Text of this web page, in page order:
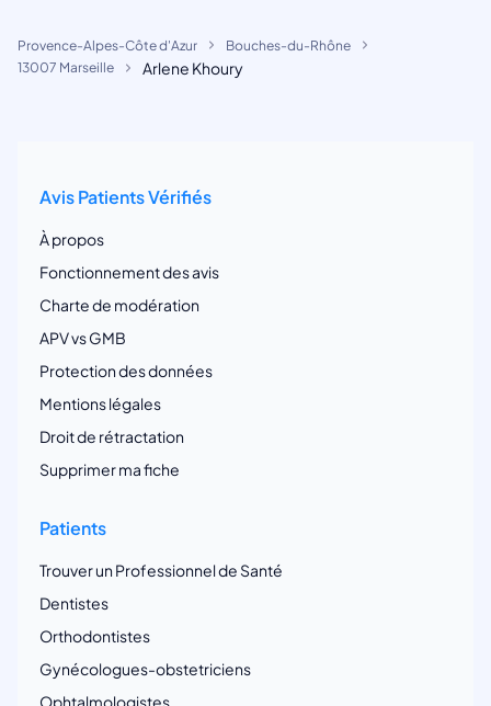
Provence-Alpes-Côte d'Azur
Bouches-du-Rhône
13007 Marseille
Arlene Khoury
Avis Patients Vérifiés
À propos
Fonctionnement des avis
Charte de modération
APV vs GMB
Protection des données
Mentions légales
Droit de rétractation
Supprimer ma fiche
Patients
Trouver un Professionnel de Santé
Dentistes
Orthodontistes
Gynécologues-obstetriciens
Ophtalmologistes